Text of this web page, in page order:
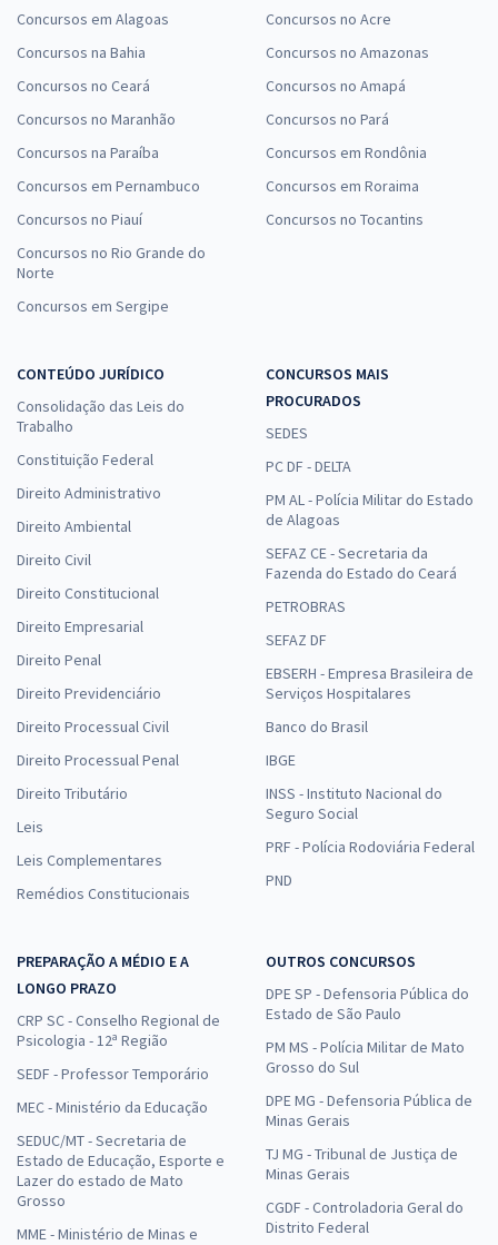
Concursos em Alagoas
Concursos na Bahia
Concursos no Ceará
Concursos no Maranhão
Concursos na Paraíba
Concursos em Pernambuco
Concursos no Piauí
Concursos no Rio Grande do
Norte
Concursos em Sergipe
Concursos no Acre
Concursos no Amazonas
Concursos no Amapá
Concursos no Pará
Concursos em Rondônia
Concursos em Roraima
Concursos no Tocantins
CONTEÚDO JURÍDICO
Consolidação das Leis do
Trabalho
Constituição Federal
Direito Administrativo
Direito Ambiental
Direito Civil
Direito Constitucional
Direito Empresarial
Direito Penal
Direito Previdenciário
Direito Processual Civil
Direito Processual Penal
Direito Tributário
Leis
Leis Complementares
Remédios Constitucionais
CONCURSOS MAIS
PROCURADOS
SEDES
PC DF - DELTA
PM AL - Polícia Militar do Estado
de Alagoas
SEFAZ CE - Secretaria da
Fazenda do Estado do Ceará
PETROBRAS
SEFAZ DF
EBSERH - Empresa Brasileira de
Serviços Hospitalares
Banco do Brasil
IBGE
INSS - Instituto Nacional do
Seguro Social
PRF - Polícia Rodoviária Federal
PND
PREPARAÇÃO A MÉDIO E A
LONGO PRAZO
CRP SC - Conselho Regional de
Psicologia - 12ª Região
SEDF - Professor Temporário
MEC - Ministério da Educação
SEDUC/MT - Secretaria de
Estado de Educação, Esporte e
Lazer do estado de Mato
Grosso
MME - Ministério de Minas e
OUTROS CONCURSOS
DPE SP - Defensoria Pública do
Estado de São Paulo
PM MS - Polícia Militar de Mato
Grosso do Sul
DPE MG - Defensoria Pública de
Minas Gerais
TJ MG - Tribunal de Justiça de
Minas Gerais
CGDF - Controladoria Geral do
Distrito Federal